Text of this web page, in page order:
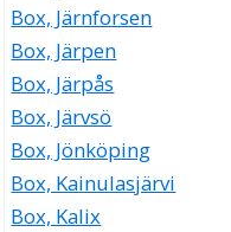
Box, Järnforsen
Box, Järpen
Box, Järpås
Box, Järvsö
Box, Jönköping
Box, Kainulasjärvi
Box, Kalix